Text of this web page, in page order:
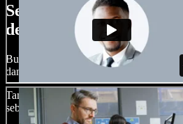
Sedikit contoh hal yang
dengan Speechify Studio.
Buat voice over, tambah gambar,
dan kloning suara untuk proyek audio-
Tanpa kurva belajar, semua dari
sebebas mungkin dan wujudkan ide